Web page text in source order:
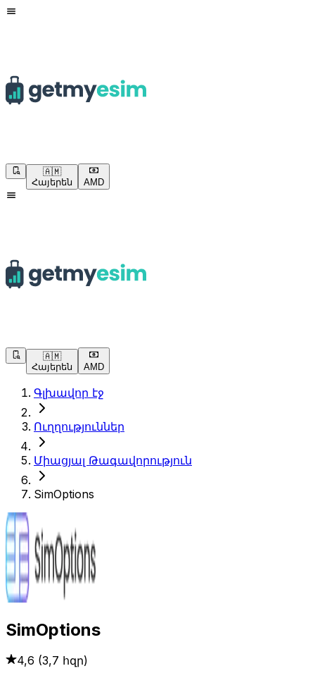
🇦🇲
Հայերեն
AMD
🇦🇲
Հայերեն
AMD
Գլխավոր էջ
Ուղղություններ
Միացյալ Թագավորություն
SimOptions
SimOptions
4,6 (3,7 հզր)